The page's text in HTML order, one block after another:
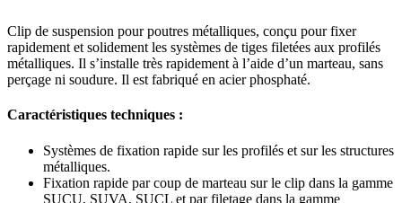
Clip de suspension pour poutres métalliques, conçu pour fixer
rapidement et solidement les systèmes de tiges filetées aux profilés
métalliques. Il s’installe très rapidement à l’aide d’un marteau, sans
perçage ni soudure. Il est fabriqué en acier phosphaté.
Caractéristiques techniques :
Systèmes de fixation rapide sur les profilés et sur les structures
métalliques.
Fixation rapide par coup de marteau sur le clip dans la gamme
SUCU, SUVA, SUCL et par filetage dans la gamme